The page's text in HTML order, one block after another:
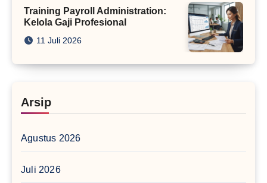
Training Payroll Administration:
Kelola Gaji Profesional
11 Juli 2026
Arsip
Agustus 2026
Juli 2026